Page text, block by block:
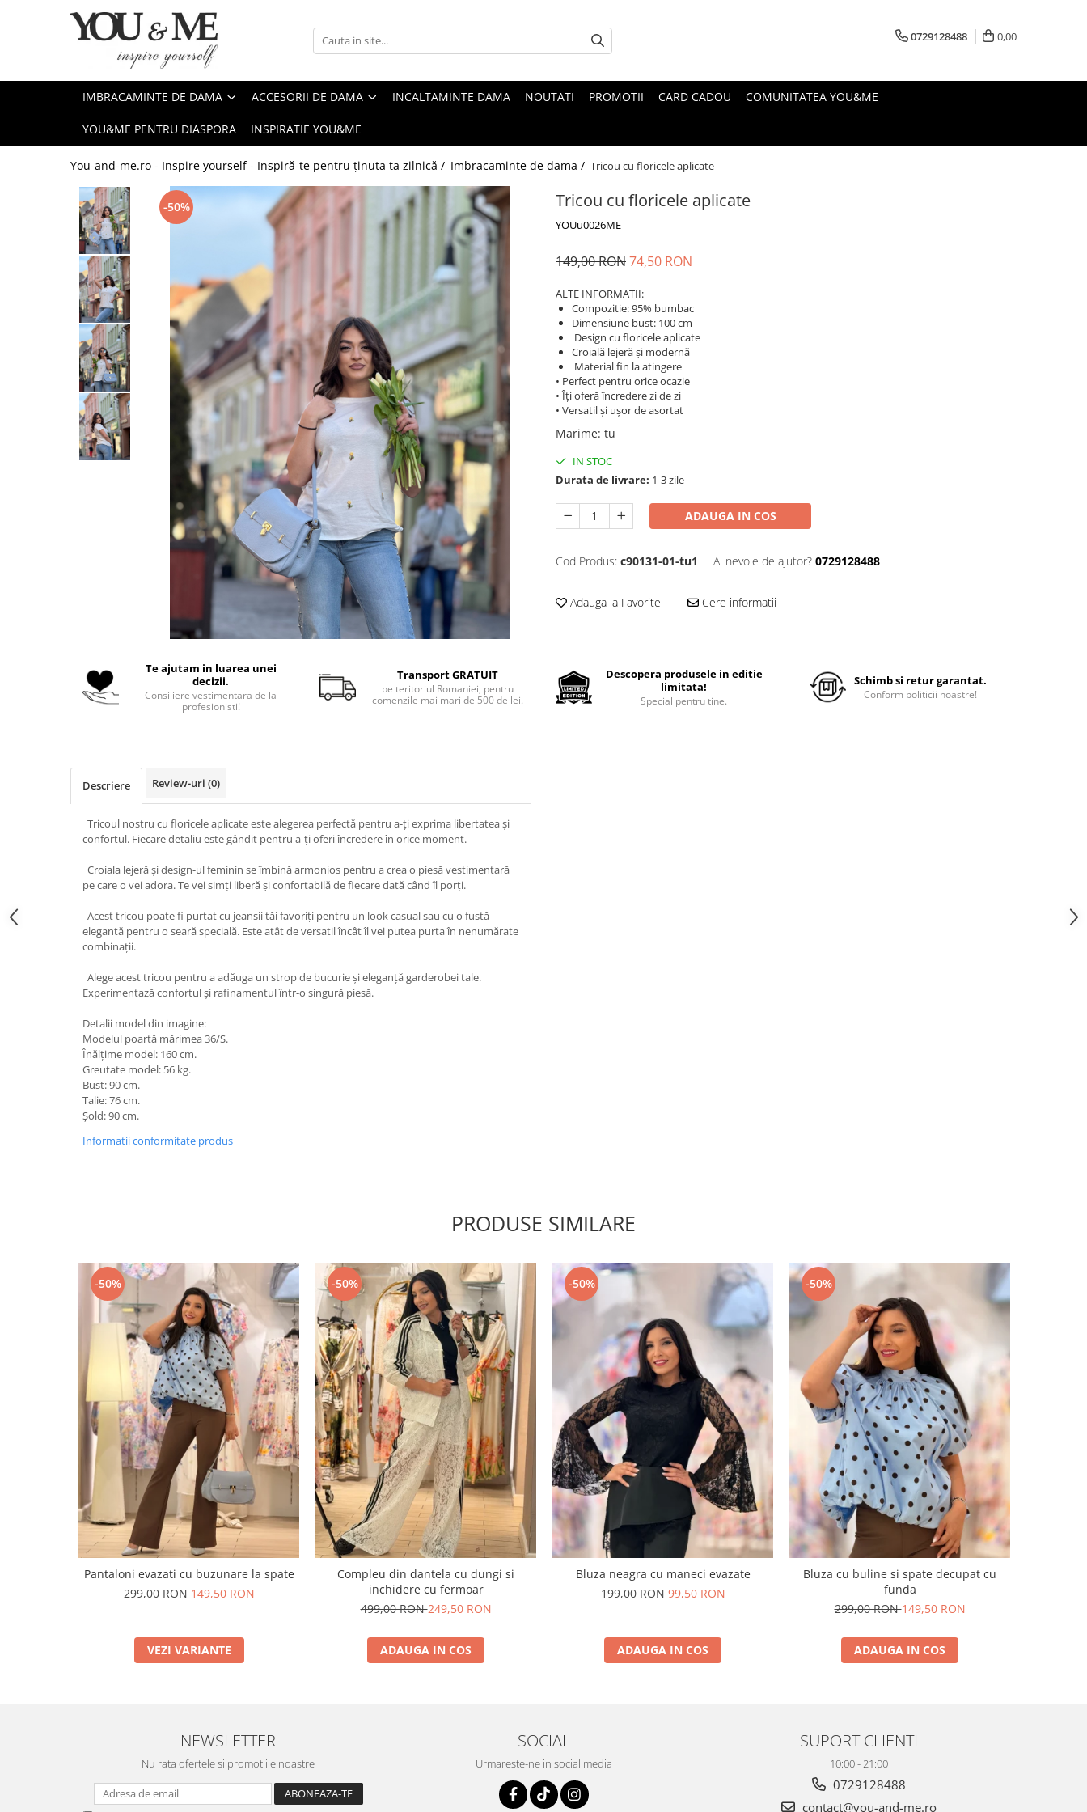
Imbracaminte de dama
Geci si jachete
Rochii de zi
Rochii de eveniment
Compleuri si costume
Tricouri si topuri
Costume de baie
Accesorii de dama
Coliere si brose
0729128488 0,00
IMBRACAMINTE DE DAMA ACCESORII DE DAMA INCALTAMINTE DAMA NOUTATI PROMOTII CARD CADOU COMUNITATEA YOU&ME
YOU&ME PENTRU DIASPORA INSPIRATIE YOU&ME
You-and-me.ro - Inspire yourself - Inspiră-te pentru ținuta ta zilnică / Imbracaminte de dama / Tricou cu floricele aplicate
Tricou cu floricele aplicate
YOUu0026ME
-50%
149,00 RON74,50 RON
ALTE INFORMATII:
Compozitie: 95% bumbac
Dimensiune bust: 100 cm
Design cu floricele aplicate
Croială lejeră și modernă
Material fin la atingere
• Perfect pentru orice ocazie
• Îți oferă încredere zi de zi
• Versatil și ușor de asortat
Marime: tu
IN STOC
Durata de livrare: 1-3 zile
ADAUGA IN COS
Cod Produs: c90131-01-tu1 Ai nevoie de ajutor? 0729128488
Adauga la Favorite Cere informatii
Te ajutam in luarea unei
decizii.
Consiliere vestimentara de la
profesionisti!
Transport GRATUIT
pe teritoriul Romaniei, pentru
comenzile mai mari de 500 de lei.
Descopera produsele in editie
limitata!
Special pentru tine.
Schimb si retur garantat.
Conform politicii noastre!
Descriere Review-uri (0)
Tricoul nostru cu floricele aplicate este alegerea perfectă pentru a-ți exprima libertatea și
confortul. Fiecare detaliu este gândit pentru a-ți oferi încredere în orice moment.
Croiala lejeră și design-ul feminin se îmbină armonios pentru a crea o piesă vestimentară
pe care o vei adora. Te vei simți liberă și confortabilă de fiecare dată când îl porți.
Acest tricou poate fi purtat cu jeansii tăi favoriți pentru un look casual sau cu o fustă
elegantă pentru o seară specială. Este atât de versatil încât îl vei putea purta în nenumărate
combinații.
Alege acest tricou pentru a adăuga un strop de bucurie și eleganță garderobei tale.
Experimentază confortul și rafinamentul într-o singură piesă.
Detalii model din imagine:
Modelul poartă mărimea 36/S.
Înălțime model: 160 cm.
Greutate model: 56 kg.
Bust: 90 cm.
Talie: 76 cm.
Șold: 90 cm.
Informatii conformitate produs
PRODUSE SIMILARE
-50%
Pantaloni evazati cu buzunare la spate
299,00 RON149,50 RON
VEZI VARIANTE
-50%
Compleu din dantela cu dungi si
inchidere cu fermoar
499,00 RON249,50 RON
ADAUGA IN COS
-50%
Bluza neagra cu maneci evazate
199,00 RON99,50 RON
ADAUGA IN COS
-50%
Bluza cu buline si spate decupat cu
funda
299,00 RON149,50 RON
ADAUGA IN COS
NEWSLETTER
Nu rata ofertele si promotiile noastre
SOCIAL
Urmareste-ne in social media
SUPORT CLIENTI
10:00 - 21:00
0729128488
contact@you-and-me.ro